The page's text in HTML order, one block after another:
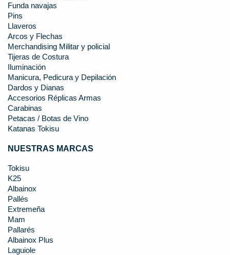
Funda navajas
Pins
Llaveros
Arcos y Flechas
Merchandising Militar y policial
Tijeras de Costura
Iluminación
Manicura, Pedicura y Depilación
Dardos y Dianas
Accesorios Réplicas Armas
Carabinas
Petacas / Botas de Vino
Katanas Tokisu
NUESTRAS MARCAS
Tokisu
K25
Albainox
Pallés
Extremeña
Mam
Pallarés
Albainox Plus
Laguiole